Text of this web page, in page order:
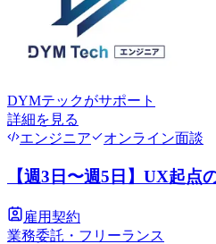
DYMテックがサポート
詳細を見る
エンジニア
オンライン面談
【週3日〜週5日】UX起点
雇用契約
業務委託・フリーランス